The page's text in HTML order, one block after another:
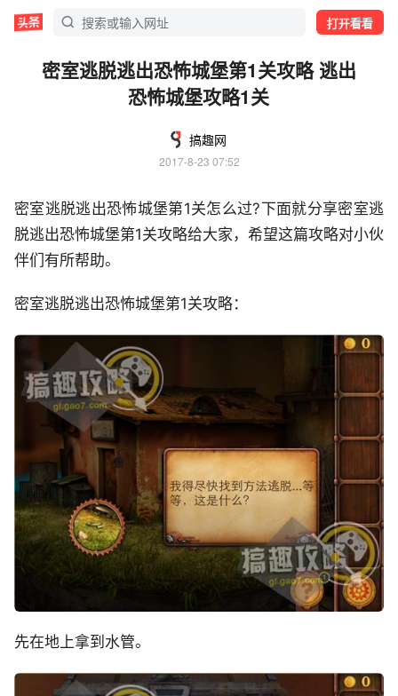
打开看看
密室逃脱逃出恐怖城堡第1关攻略 逃出
恐怖城堡攻略1关
搞趣网
2017-8-23 07:52
密室逃脱逃出恐怖城堡第1关怎么过?下面就分享密室逃
脱逃出恐怖城堡第1关攻略给大家，希望这篇攻略对小伙
伴们有所帮助。
密室逃脱逃出恐怖城堡第1关攻略：
先在地上拿到水管。